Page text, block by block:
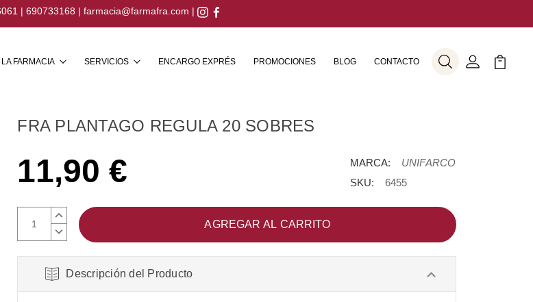
| 690733168 | farmacia@farmafra.com |
LA FARMACIA SERVICIOS ENCARGO EXPRÉS PROMOCIONES BLOG CONTACTO BuscarMi Cuenta
Mi
FRA PLANTAGO REGULA 20 SOBRES
11,90 €
AUMENTAR
CANTIDAD:
DISMINUIR
CANTIDAD:
MARCA:
UNIFARCO
SKU:
6455
Descripción del Producto